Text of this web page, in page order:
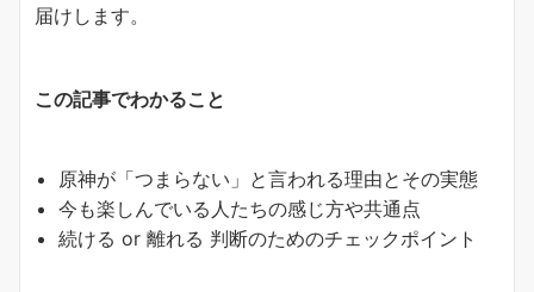
届けします。
この記事でわかること
原神が「つまらない」と言われる理由とその実態
今も楽しんでいる人たちの感じ方や共通点
続ける or 離れる 判断のためのチェックポイント